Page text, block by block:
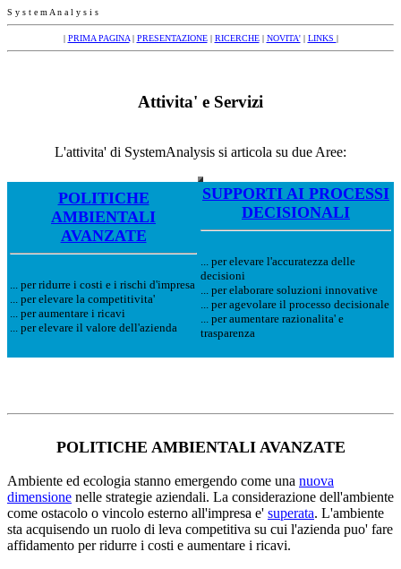
S y s t e m A n a l y s i s
| PRIMA PAGINA| PRESENTAZIONE| RICERCHE| NOVITA'| LINKS |
Attivita' e Servizi
L'attivita' di SystemAnalysis si articola su due Aree:
POLITICHE
AMBIENTALI
AVANZATE
... per ridurre i costi e i rischi d'impresa
... per elevare la competitivita'
... per aumentare i ricavi
... per elevare il valore dell'azienda
SUPPORTI AI PROCESSI
DECISIONALI
... per elevare l'accuratezza delle
decisioni
... per elaborare soluzioni innovative
... per agevolare il processo decisionale
... per aumentare razionalita' e
trasparenza
POLITICHE AMBIENTALI AVANZATE
Ambiente ed ecologia stanno emergendo come una nuova
dimensione nelle strategie aziendali. La considerazione dell'ambiente
come ostacolo o vincolo esterno all'impresa e' superata. L'ambiente
sta acquisendo un ruolo di leva competitiva su cui l'azienda puo' fare
affidamento per ridurre i costi e aumentare i ricavi.